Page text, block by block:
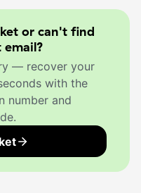
or can't find
— recover your
with the
number and